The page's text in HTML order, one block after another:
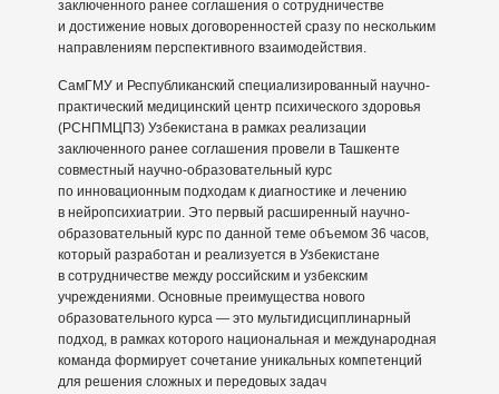
заключенного ранее соглашения о сотрудничестве
и достижение новых договоренностей сразу по нескольким
направлениям перспективного взаимодействия.
СамГМУ и Республиканский специализированный научно-
практический медицинский центр психического здоровья
(РСНПМЦПЗ) Узбекистана в рамках реализации
заключенного ранее соглашения провели в Ташкенте
совместный научно-образовательный курс
по инновационным подходам к диагностике и лечению
в нейропсихиатрии. Это первый расширенный научно-
образовательный курс по данной теме объемом 36 часов,
который разработан и реализуется в Узбекистане
в сотрудничестве между российским и узбекским
учреждениями. Основные преимущества нового
образовательного курса — это мультидисциплинарный
подход, в рамках которого национальная и международная
команда формирует сочетание уникальных компетенций
для решения сложных и передовых задач